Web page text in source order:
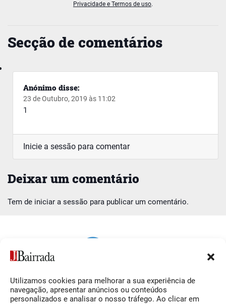
Utilizamos cookies para melhorar a sua experiência de
navegação, apresentar anúncios ou conteúdos
personalizados e analisar o nosso tráfego. Ao clicar em
Secção de comentários
Anónimo disse:
23 de Outubro, 2019 às 11:02
1
Inicie a sessão para comentar
Deixar um comentário
Tem de iniciar a sessão para publicar um comentário.
Privacidade e Termos de uso.
Siga-nos O Jornal da Bairrada